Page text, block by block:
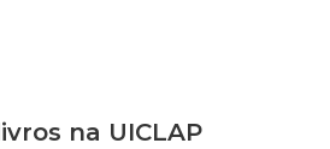
na UICLAP